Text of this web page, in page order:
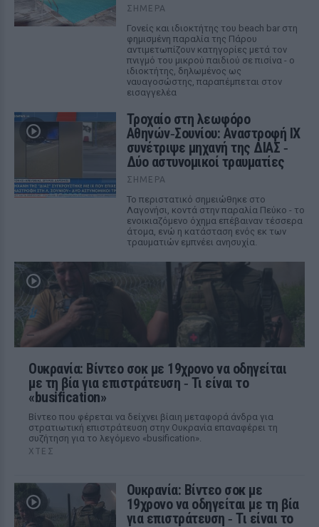
ΣΉΜΕΡΑ
Γονείς και ιδιοκτήτης του beach bar στη
φημισμένη παραλία της Πάρου
αντιμετωπίζουν κατηγορίες μετά τον
πνιγμό του μικρού παιδιού σε πισίνα - ο
ιδιοκτήτης, δηλωμένος ως
ναυαγοσώστης, παραπέμπεται στον
εισαγγελέα
Τροχαίο στη λεωφόρο
Αθηνών‑Σουνίου: Αναστροφή ΙΧ
συνέτριψε μηχανή της ΔΙΑΣ ‑
Δύο αστυνομικοί τραυματίες
ΣΉΜΕΡΑ
Το περιστατικό σημειώθηκε στο
Λαγονήσι, κοντά στην παραλία Πεύκο - το
ενοικιαζόμενο όχημα επέβαιναν τέσσερα
άτομα, ενώ η κατάσταση ενός εκ των
τραυματιών εμπνέει ανησυχία.
Ουκρανία: Βίντεο σοκ με 19χρονο να οδηγείται
με τη βία για επιστράτευση ‑ Τι είναι το
«busification»
Βίντεο που φέρεται να δείχνει βίαιη μεταφορά άνδρα για
στρατιωτική επιστράτευση στην Ουκρανία επαναφέρει τη
συζήτηση για το λεγόμενο «busification».
ΧΤΕΣ
Ουκρανία: Βίντεο σοκ με
19χρονο να οδηγείται με τη βία
για επιστράτευση ‑ Τι είναι το